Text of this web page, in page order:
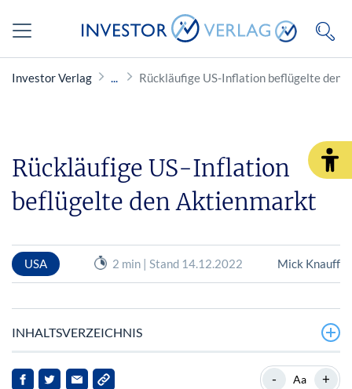
Investor Verlag Rückläufige US-Inflation beflügelte den
Rückläufige US-Inflation
beflügelte den Aktienmarkt
USA 2 min | Stand 14.12.2022 Mick Knauff
INHALTSVERZEICHNIS
Oktober-Inflation war bereits rückläufig
- Aa +